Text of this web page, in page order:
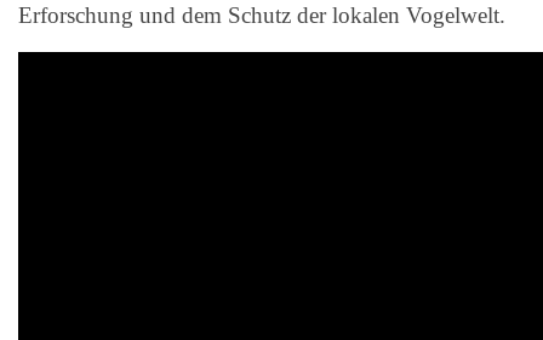
Erforschung und dem Schutz der lokalen Vogelwelt.